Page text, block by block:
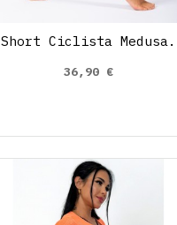
Short Ciclista Medusa.
36,90 €